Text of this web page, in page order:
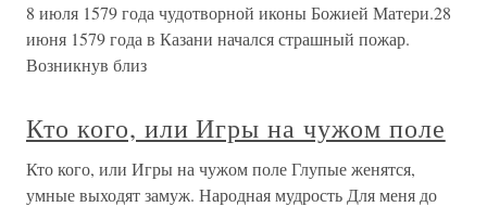
8 июля 1579 года чудотворной иконы Божией Матери.28
июня 1579 года в Казани начался страшный пожар.
Возникнув близ
Кто кого, или Игры на чужом поле
Кто кого, или Игры на чужом поле Глупые женятся,
умные выходят замуж. Народная мудрость Для меня до